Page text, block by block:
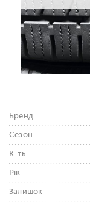
Бренд
Сезон
К-ть
Рік
Залишок